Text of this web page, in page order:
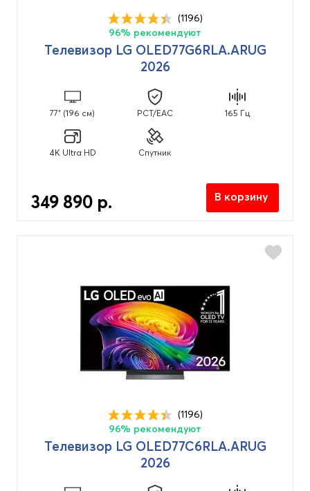
(1196)
96% рекомендуют
Телевизор LG OLED77G6RLA.ARUG
2026
77" (196 см) PCT/EAC 165 Гц
4K Ultra HD Спутник
349 890 р. В корзину
(1196)
96% рекомендуют
Телевизор LG OLED77C6RLA.ARUG
2026